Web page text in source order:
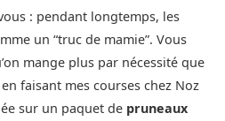
: pendant longtemps, les
un “truc de mamie”. Vous
mange plus par nécessité que
faisant mes courses chez Noz
sur un paquet de pruneaux